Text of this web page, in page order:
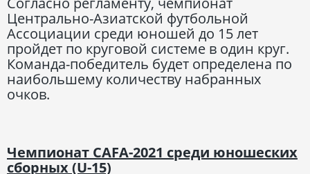
Центрально-Азиатской футбольной
Ассоциации среди юношей до 15 лет
пройдет по круговой системе в один круг.
Команда-победитель будет определена по
наибольшему количеству набранных
очков.
Чемпионат CAFA-2021 среди юношеских
сборных (U-15)